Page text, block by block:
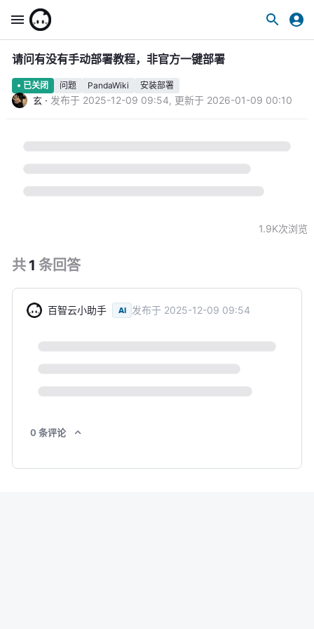
请问有没有手动部署教程，非官方一键部署
已关闭 问题 PandaWiki 安装部署
玄 · 发布于 2025-12-09 09:54, 更新于 2026-01-09 00:10
1.9K次浏览
共 1 条回答
百智云小助手 AI 发布于 2025-12-09 09:54
0 条评论